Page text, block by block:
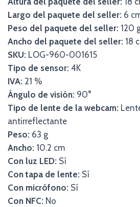
Largo del paquete del seller: 6
Peso del paquete del seller: 120
Ancho del paquete del seller: 18
SKU: LOG-960-001615
Tipo de sensor: 4K
IVA: 21 %
Ángulo de visión: 90°
Tipo de lente de la webcam:
antirreflectante
Peso: 63 g
Ancho: 10.2 cm
Con luz LED: Sí
Con tapa de lente: Sí
Con micrófono: Sí
Con NFC: No